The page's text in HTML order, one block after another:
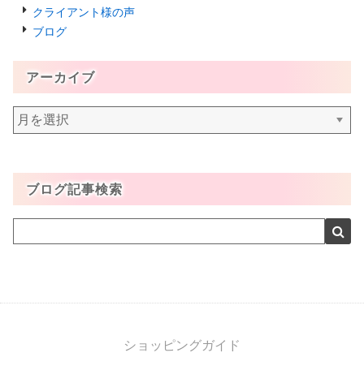
クライアント様の声
ブログ
アーカイブ
ア
ー
イ
ブログ記事検索
ショッピングガイド